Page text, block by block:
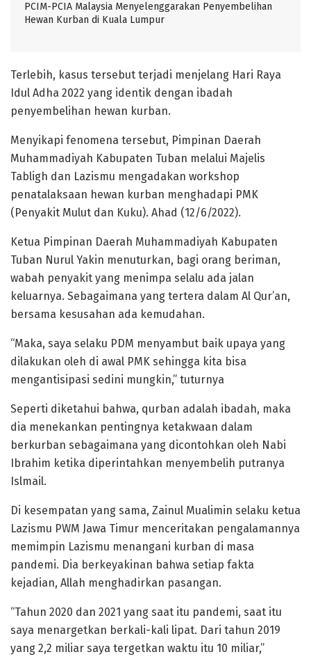
PCIM-PCIA Malaysia Menyelenggarakan Penyembelihan
Hewan Kurban di Kuala Lumpur
Terlebih, kasus tersebut terjadi menjelang Hari Raya
Idul Adha 2022 yang identik dengan ibadah
penyembelihan hewan kurban.
Menyikapi fenomena tersebut, Pimpinan Daerah
Muhammadiyah Kabupaten Tuban melalui Majelis
Tabligh dan Lazismu mengadakan workshop
penatalaksaan hewan kurban menghadapi PMK
(Penyakit Mulut dan Kuku). Ahad (12/6/2022).
Ketua Pimpinan Daerah Muhammadiyah Kabupaten
Tuban Nurul Yakin menuturkan, bagi orang beriman,
wabah penyakit yang menimpa selalu ada jalan
keluarnya. Sebagaimana yang tertera dalam Al Qur’an,
bersama kesusahan ada kemudahan.
“Maka, saya selaku PDM menyambut baik upaya yang
dilakukan oleh di awal PMK sehingga kita bisa
mengantisipasi sedini mungkin,” tuturnya
Seperti diketahui bahwa, qurban adalah ibadah, maka
dia menekankan pentingnya ketakwaan dalam
berkurban sebagaimana yang dicontohkan oleh Nabi
Ibrahim ketika diperintahkan menyembelih putranya
Islmail.
Di kesempatan yang sama, Zainul Mualimin selaku ketua
Lazismu PWM Jawa Timur menceritakan pengalamannya
memimpin Lazismu menangani kurban di masa
pandemi. Dia berkeyakinan bahwa setiap fakta
kejadian, Allah menghadirkan pasangan.
“Tahun 2020 dan 2021 yang saat itu pandemi, saat itu
saya menargetkan berkali-kali lipat. Dari tahun 2019
yang 2,2 miliar saya tergetkan waktu itu 10 miliar,”